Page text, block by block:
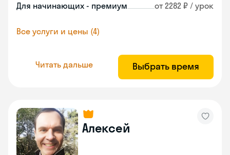
Для начинающих - премиум от 2282 ₽ / урок
Все услуги и цены (4)
Читать дальше Выбрать время
Алексей